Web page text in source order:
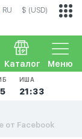
RU $ (USD)
Меню
Каталог
ИША
21:33
от Facebook